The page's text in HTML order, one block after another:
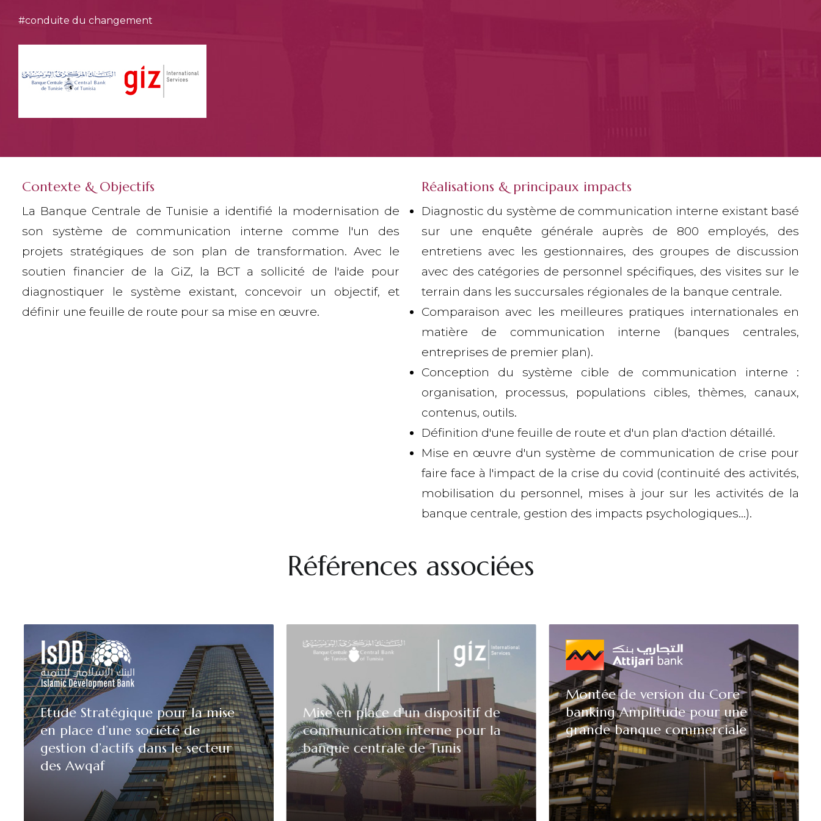
#conduite du changement
Contexte & Objectifs
La Banque Centrale de Tunisie a identifié la modernisation de
son système de communication interne comme l'un des
projets stratégiques de son plan de transformation. Avec le
soutien financier de la GiZ, la BCT a sollicité de l'aide pour
diagnostiquer le système existant, concevoir un objectif, et
définir une feuille de route pour sa mise en œuvre.
Réalisations & principaux impacts
Diagnostic du système de communication interne existant basé
sur une enquête générale auprès de 800 employés, des
entretiens avec les gestionnaires, des groupes de discussion
avec des catégories de personnel spécifiques, des visites sur le
terrain dans les succursales régionales de la banque centrale.
Comparaison avec les meilleures pratiques internationales en
matière de communication interne (banques centrales,
entreprises de premier plan).
Conception du système cible de communication interne :
organisation, processus, populations cibles, thèmes, canaux,
contenus, outils.
Définition d'une feuille de route et d'un plan d'action détaillé.
Mise en œuvre d'un système de communication de crise pour
faire face à l'impact de la crise du covid (continuité des activités,
mobilisation du personnel, mises à jour sur les activités de la
banque centrale, gestion des impacts psychologiques...).
Références associées
Etude Stratégique pour la mise
en place d’une société de
gestion d’actifs dans le secteur
des Awqaf
Mise en place d’un dispositif de
communication interne pour la
banque centrale de Tunis
Montée de version du Core
banking Amplitude pour une
grande banque commerciale